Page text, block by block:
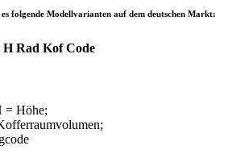
folgende Modellvarianten auf dem deutschen Markt:
H Rad Kof Code
= Höhe;